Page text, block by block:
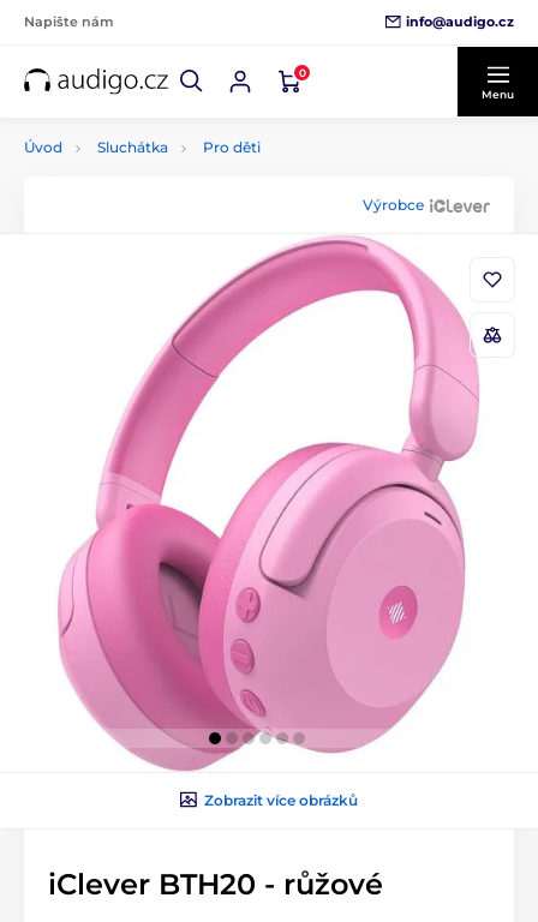
Napište nám info@audigo.cz
0
Menu
Úvod Sluchátka Pro děti
Výrobce
Zobrazit více obrázků
iClever BTH20 - růžové